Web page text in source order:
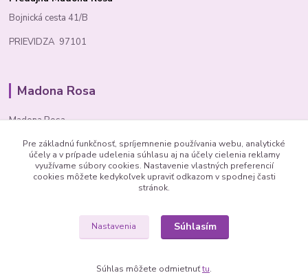
Bojnická cesta 41/B
PRIEVIDZA 97101
Madona Rosa
Madona Rosa
Richard
+421 905 276 211
© 1992 Madona Rosa Company
Pre základnú funkčnosť, spríjemnenie používania webu, analytické
účely a v prípade udelenia súhlasu aj na účely cielenia reklamy
využívame súbory cookies. Nastavenie vlastných preferencií
cookies môžete kedykoľvek upraviť odkazom v spodnej časti
stránok.
Nastavenia Súhlasím
Súhlas môžete odmietnuťtu.